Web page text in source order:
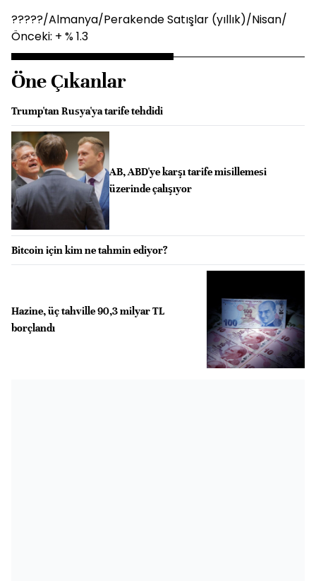
?????/Almanya/Perakende Satışlar (yıllık)/Nisan/
Önceki: + % 1.3
Öne Çıkanlar
Trump'tan Rusya'ya tarife tehdidi
AB, ABD'ye karşı tarife misillemesi
üzerinde çalışıyor
Bitcoin için kim ne tahmin ediyor?
Hazine, üç tahville 90,3 milyar TL
borçlandı